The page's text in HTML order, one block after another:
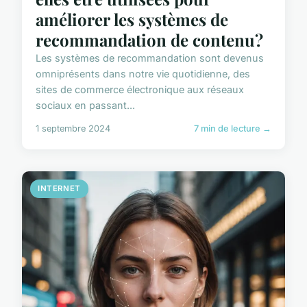
améliorer les systèmes de
recommandation de contenu?
Les systèmes de recommandation sont devenus
omniprésents dans notre vie quotidienne, des
sites de commerce électronique aux réseaux
sociaux en passant...
1 septembre 2024 7 min de lecture →
INTERNET